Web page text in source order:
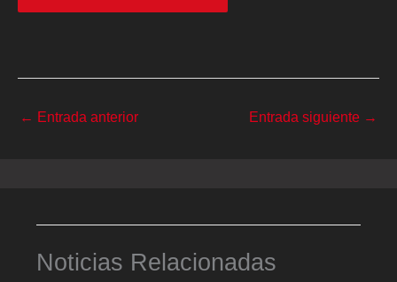
← Entrada anterior Entrada siguiente →
Noticias Relacionadas